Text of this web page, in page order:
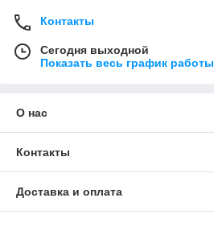
Контакты
Сегодня выходной
Показать весь график работы
О нас
Контакты
Доставка и оплата